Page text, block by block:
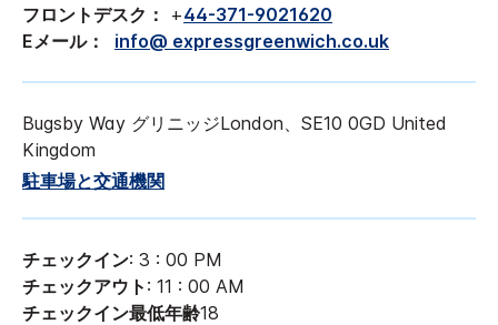
フロントデスク：
+44-371-9021620
Eメール：
info@ expressgreenwich.co.uk
Bugsby Way グリニッジLondon SE10 0GD United
Kingdom
駐車場と交通機関
チェックイン: 3 : 00 PM
チェックアウト : 11 : 00 AM
チェックイン最低年齢18